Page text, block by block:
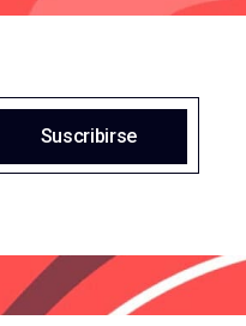
Suscribirse